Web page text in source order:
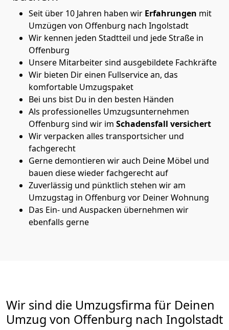
Seit über 10 Jahren haben wir Erfahrungen mit
Umzügen von Offenburg nach Ingolstadt
Wir kennen jeden Stadtteil und jede Straße in
Offenburg
Unsere Mitarbeiter sind ausgebildete Fachkräfte
Wir bieten Dir einen Fullservice an, das
komfortable Umzugspaket
Bei uns bist Du in den besten Händen
Als professionelles Umzugsunternehmen
Offenburg sind wir im Schadensfall versichert
Wir verpacken alles transportsicher und
fachgerecht
Gerne demontieren wir auch Deine Möbel und
bauen diese wieder fachgerecht auf
Zuverlässig und pünktlich stehen wir am
Umzugstag in Offenburg vor Deiner Wohnung
Das Ein- und Auspacken übernehmen wir
ebenfalls gerne
Wir sind die Umzugsfirma für Deinen
Umzug von Offenburg nach Ingolstadt